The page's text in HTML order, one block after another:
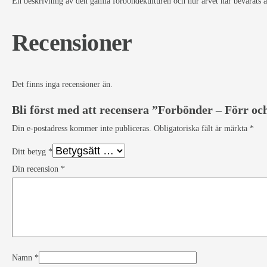
Recensioner
Det finns inga recensioner än.
Bli först med att recensera ”Forbönder – Förr
Din e-postadress kommer inte publiceras. Obligatoriska fält är märkta *
Ditt betyg *
Din recension *
Namn *